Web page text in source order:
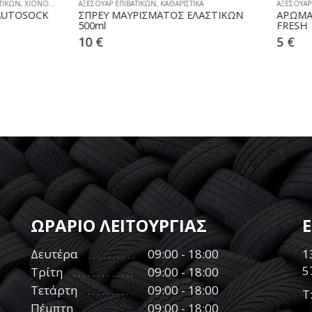
ΕΠΙΒΑΤΙΚΩΝ, ΚΑΘΑΡΙΣΤΙΚΑ
ΜΑΥΡΙΣΜΑΤΟΣ ΕΛΑΣΤΙΚΩΝ
ΑΞΕΣΟΥΑΡ ΕΠΙΒΑΤΙΚΩΝ ΑΡΩΜΑΤΙΚΑ
ΑΡΩΜΑΤΙΚΗ ΖΑΝΤΑ ΜΠΛΕ
ΩΡΑΡΙΟ ΛΕΙΤΟΥΡΓΙΑΣ
Δευτέρα
09:00 - 18:00
Τρίτη
09:00 - 18:00
Τετάρτη
09:00 - 18:00
Πέμπτη
09:00 - 18:00